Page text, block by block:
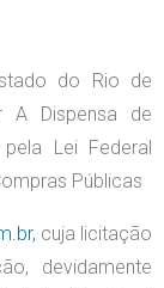
do Rio de
A Dispensa de
Lei Federal
Públicas
cuja licitação
devidamente